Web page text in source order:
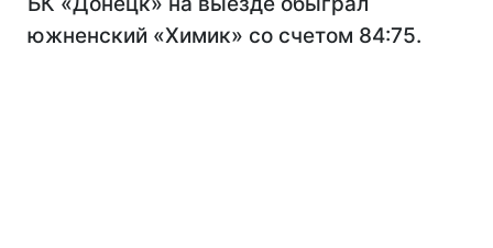
южненский «Химик» со счетом 84:75.